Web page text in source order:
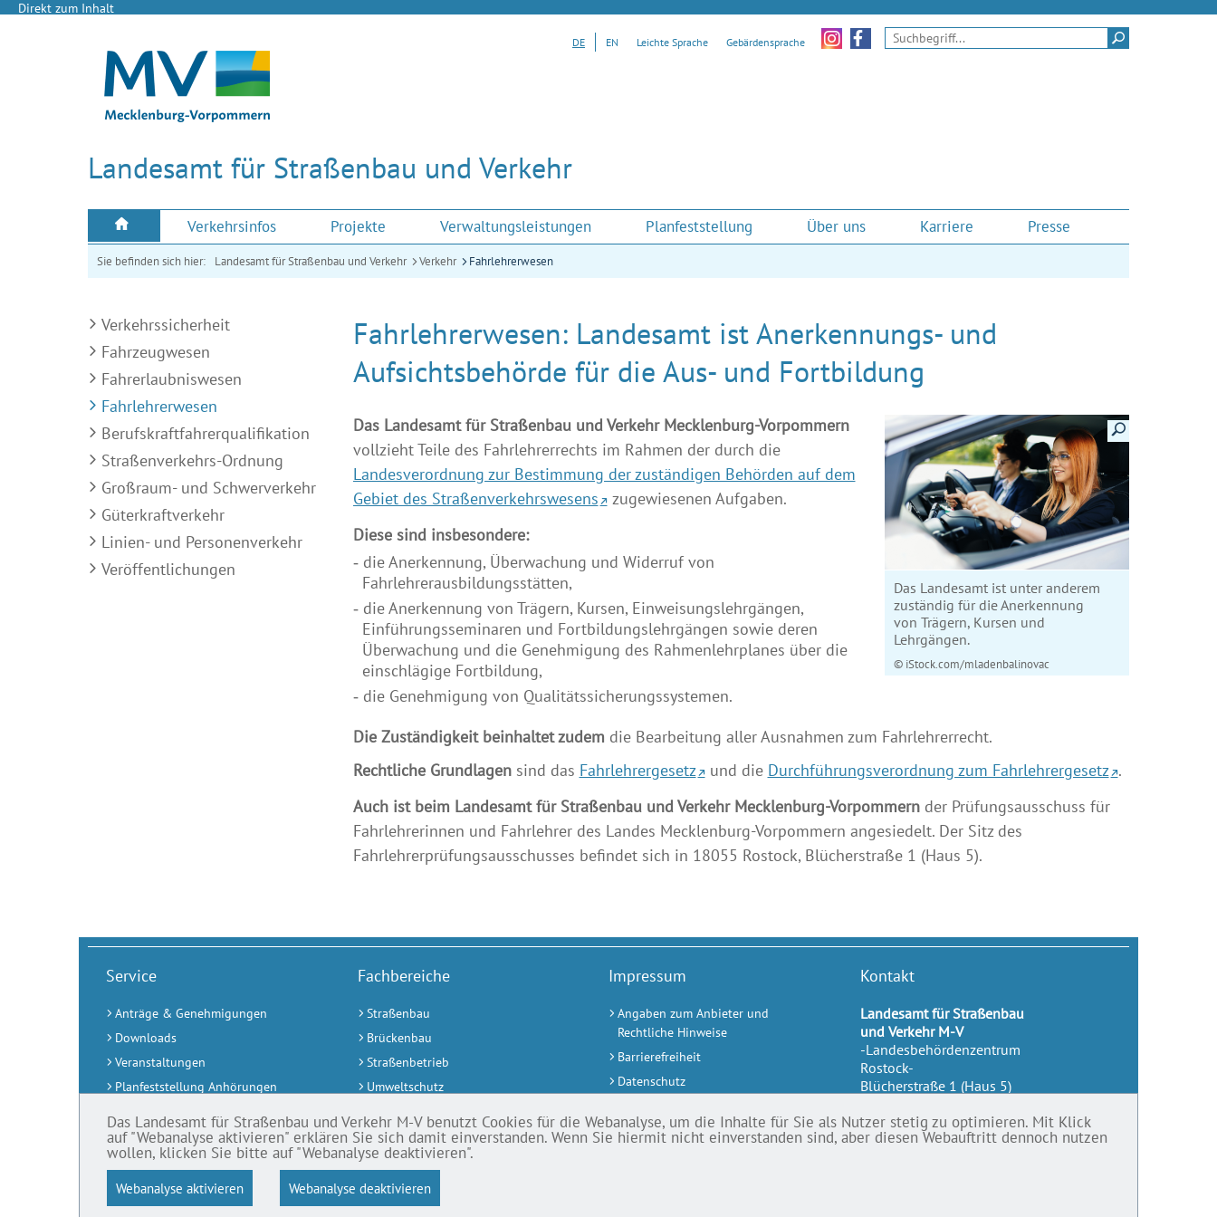
Direkt zum Inhalt
Landesamt für Straßenbau und Verkehr
Das Landesamt für Straßenbau und Verkehr M-V benutzt Cookies für die Webanalyse, um die Inhalte für Sie als Nutzer stetig zu optimieren. Mit Klick
auf "Webanalyse aktivieren" erklären Sie sich damit einverstanden. Wenn Sie hiermit nicht einverstanden sind, aber diesen Webauftritt dennoch nutzen
wollen, klicken Sie bitte auf "Webanalyse deaktivieren".
Webanalyse aktivieren Webanalyse deaktivieren
DE EN Leichte Sprache Gebärdensprache
Zu unseren Instagram-Momenten
Zu unserem Facebook-Auftritt
Suchen
Verkehrsinfos Projekte Verwaltungsleistungen Planfeststellung Über uns Karriere Presse
Sie befinden sich hier: Landesamt für Straßenbau und Verkehr Verkehr Fahrlehrerwesen
Verkehrssicherheit
Fahrzeugwesen
Fahrerlaubniswesen
Fahrlehrerwesen
Berufskraftfahrerqualifikation
Straßenverkehrs-Ordnung
Großraum- und Schwerverkehr
Güterkraftverkehr
Linien- und Personenverkehr
Veröffentlichungen
Fahrlehrerwesen: Landesamt ist Anerkennungs- und
Aufsichtsbehörde für die Aus- und Fortbildung
Details anzeigen
Das Landesamt ist unter anderem
zuständig für die Anerkennung
von Trägern, Kursen und
Lehrgängen.
© iStock.com/mladenbalinovac
Das Landesamt für Straßenbau und Verkehr Mecklenburg-Vorpommern
vollzieht Teile des Fahrlehrerrechts im Rahmen der durch die
Landesverordnung zur Bestimmung der zuständigen Behörden auf dem
Gebiet des Straßenverkehrswesens zugewiesenen Aufgaben.
Diese sind insbesondere:
die Anerkennung, Überwachung und Widerruf von
Fahrlehrerausbildungsstätten,
die Anerkennung von Trägern, Kursen, Einweisungslehrgängen,
Einführungsseminaren und Fortbildungslehrgängen sowie deren
Überwachung und die Genehmigung des Rahmenlehrplanes über die
einschlägige Fortbildung,
die Genehmigung von Qualitätssicherungssystemen.
Die Zuständigkeit beinhaltet zudem die Bearbeitung aller Ausnahmen zum Fahrlehrerrecht.
Rechtliche Grundlagen sind das Fahrlehrergesetz und die Durchführungsverordnung zum Fahrlehrergesetz .
Auch ist beim Landesamt für Straßenbau und Verkehr Mecklenburg-Vorpommernder Prüfungsausschuss für
Fahrlehrerinnen und Fahrlehrer des Landes Mecklenburg-Vorpommern angesiedelt. Der Sitz des
Fahrlehrerprüfungsausschusses befindet sich in 18055 Rostock, Blücherstraße 1 (Haus 5).
Service
Anträge & Genehmigungen
Downloads
Veranstaltungen
Planfeststellung Anhörungen
Pressemitteilungen abonnieren
Stellenangebote
Fachbereiche
Straßenbau
Brückenbau
Straßenbetrieb
Umweltschutz
Verkehr
Impressum
Angaben zum Anbieter und
Rechtliche Hinweise
Barrierefreiheit
Datenschutz
Kontakt
Landesamt für Straßenbau
und Verkehr M-V
-Landesbehördenzentrum
Rostock-
Blücherstraße 1 (Haus 5)
Telefon:0385 588-80370
Telefax:0385 588-80500